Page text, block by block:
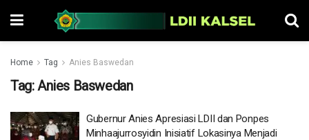
Home Tag Anies Baswedan
Tag:Anies Baswedan
Gubernur Anies Apresiasi LDII dan Ponpes
Minhaajurrosyidin Inisiatif Lokasinya Menjadi